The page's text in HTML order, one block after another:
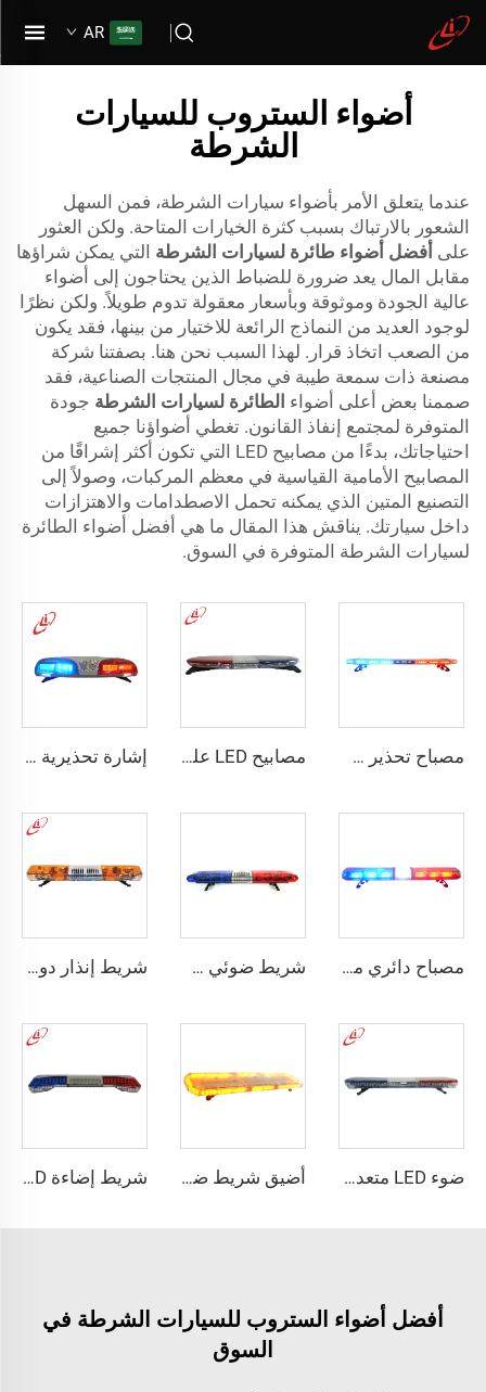
AR
أضواء الستروب للسيارات
الشرطة
عندما يتعلق الأمر بأضواء سيارات الشرطة، فمن السهل
الشعور بالارتباك بسبب كثرة الخيارات المتاحة. ولكن العثور
على أفضل أضواء طائرة لسيارات الشرطة التي يمكن شراؤها
مقابل المال يعد ضرورة للضباط الذين يحتاجون إلى أضواء
عالية الجودة وموثوقة وبأسعار معقولة تدوم طويلاً. ولكن نظرًا
لوجود العديد من النماذج الرائعة للاختيار من بينها، فقد يكون
من الصعب اتخاذ قرار. لهذا السبب نحن هنا. بصفتنا شركة
مصنعة ذات سمعة طيبة في مجال المنتجات الصناعية، فقد
صممنا بعض أعلى أضواء الطائرة لسيارات الشرطة جودة
المتوفرة لمجتمع إنفاذ القانون. تغطي أضواؤنا جميع
احتياجاتك، بدءًا من مصابيح LED التي تكون أكثر إشراقًا من
المصابيح الأمامية القياسية في معظم المركبات، وصولاً إلى
التصنيع المتين الذي يمكنه تحمل الاصطدامات والاهتزازات
داخل سيارتك. يناقش هذا المقال ما هي أفضل أضواء الطائرة
لسيارات الشرطة المتوفرة في السوق.
مصباح تحذير شرطة رفيع جدًا ومنخفض الارتفاع باستخدام LED مصابيح LED على شكل بيضوية عالية السطوع إشارة تحذيرية للشرطة LED/شاشة عرض مضيئة برتقالية زاهية
مصباح دائري من نوع LED شريط ضوئي طوارئ للشرطة هالوجيني دوار شريط إنذار دوار هالوجين متعدد الزوايا
ضوء LED متعدد الزوايا الرفيع أضيق شريط ضوئي أحمر/أزرق بزاوية عرض واسعة شريط إضاءة SUPER-LED ذي سطوع عالٍ
أفضل أضواء الستروب للسيارات الشرطة في
السوق